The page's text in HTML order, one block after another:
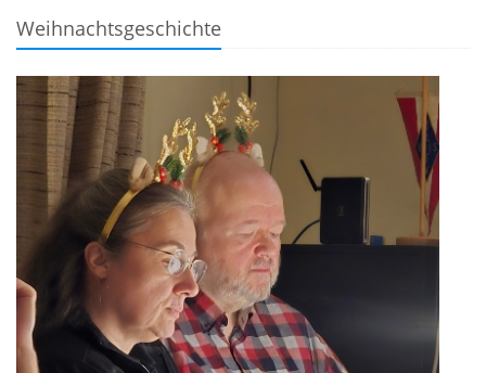
Weihnachtsgeschichte